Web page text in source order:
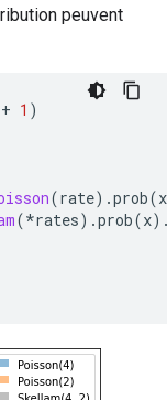
peuvent
+ 1 )
(rate).prob(x
(*rates).prob(x